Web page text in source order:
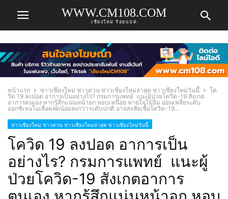
WWW.CM108.COM
เชียงใหม่ ร้อยแปด
หน้าแรก ข่าวเชียงใหม่ ข่าวด่วน ข่าวเชียงใหม่ล่าสุด ข่าวเชียงใหม่วันนี้
โค
วิด 19 ลงปอด อาการเป็นอย่างไร? กรมการแพทย์ แนะผู้ป่วยโควิด-19 สังเกต
อาการตนเอง หากรู้สึกแน่นหน้าอก หอบเหนื่อย หายใจไม่อิ่ม อ่อนเพลียระดับ
ออกซิเจนในเลือดลดน้อยลงกว่าระดับปกติ อาจสงสัยเชื้อโควิด-19...
ข่าวเชียงใหม่ ข่าวด่วน ข่าวเชียงใหม่ล่าสุด ข่าวเชียงใหม่วันนี้
โควิด 19 ลงปอด อาการเป็น
อย่างไร? กรมการแพทย์ แนะผู้
ป่วยโควิด-19 สังเกตอาการ